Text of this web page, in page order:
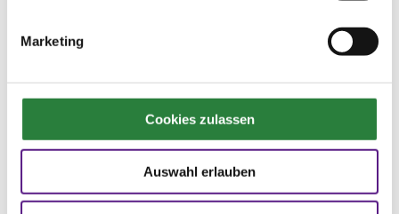
Marketing
Cookies zulassen
Auswahl erlauben
30.09.2017
5. Dressurprüfung Kl.A** DRE
Preisgeld
LKL/Art
4 5 6 LP